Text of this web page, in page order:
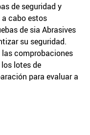
de seguridad y
a cabo estos
de sia Abrasives
su seguridad.
comprobaciones
lotes de
para evaluar a